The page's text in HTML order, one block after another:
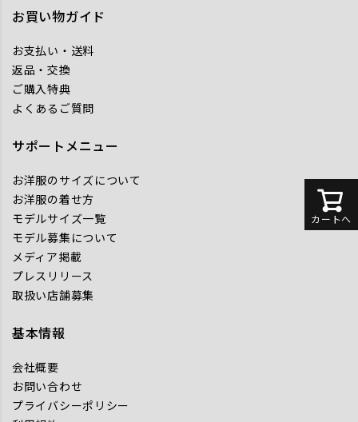
カートへ
お買い物ガイド
お支払い・送料
返品・交換
ご購入特典
よくあるご質問
サポートメニュー
お洋服のサイズについて
お洋服の着せ方
モデルサイズ一覧
モデル募集について
メディア掲載
プレスリリース
取扱い店舗募集
基本情報
会社概要
お問い合わせ
プライバシーポリシー